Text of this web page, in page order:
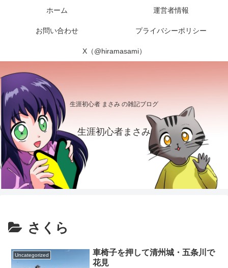
生涯初心者 まさみ の雑記ブログ
生涯初心者まさみ
ホーム 運営者情報
お問い合わせ プライバシーポリシー
X（@hiramasami）
さくら
Uncategorized
車椅子を押して清州城・五条川で
花見